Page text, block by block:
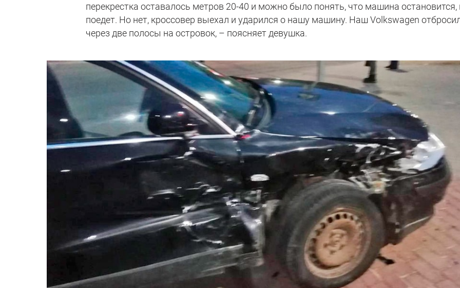
перекрестка оставалось метров 20-40 и можно было понять, что машина остановится,
поедет. Но нет, кроссовер выехал и ударился о нашу машину. Наш Volkswagen
через две полосы на островок, – поясняет девушка.